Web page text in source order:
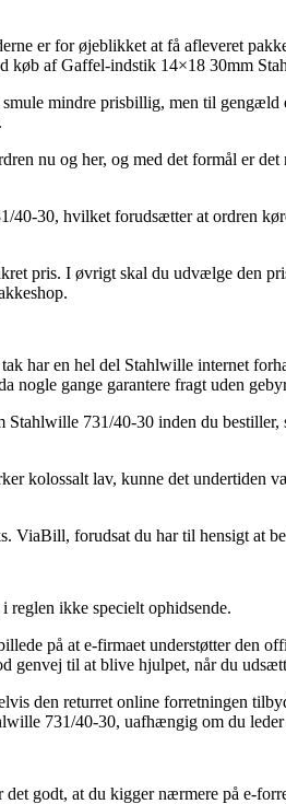
er for øjeblikket at få afleveret
køb af Gaffel-indstik 14×18 30mm
mindre prisbillig, men til gengæld
nu og her, og med det formål er det
30, hvilket forudsætter at ordren
pris. I øvrigt skal du udvælge den
har en hel del Stahlwille internet
nogle gange garantere fragt uden
731/40-30 inden du bestiller,
kolossalt lav, kunne det undertiden
ViaBill, forudsat du har til hensigt at
reglen ikke specielt ophidsende.
på at e-firmaet understøtter den
genvej til at blive hjulpet, når du
den returret online forretningen
731/40-30, uafhængig om du
godt, at du kigger nærmere på e-